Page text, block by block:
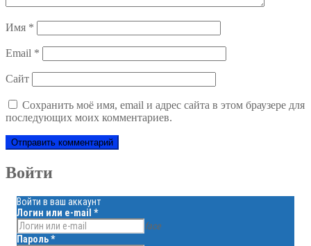
Имя *
Email *
Сайт
Сохранить моё имя, email и адрес сайта в этом браузере для
последующих моих комментариев.
Войти
Войти в ваш аккаунт
Логин или e-mail *
face
Пароль*